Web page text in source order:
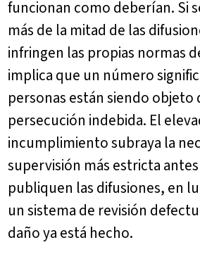
funcionan como deberían. Si
más de la mitad de las
infringen las propias normas
implica que un número
personas están siendo objeto
persecución indebida. El
incumplimiento subraya la
supervisión más estricta
publiquen las difusiones, en
un sistema de revisión
daño ya está hecho.